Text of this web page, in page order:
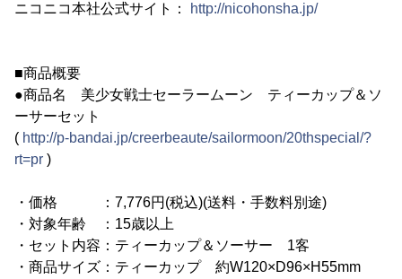
ニコニコ本社公式サイト：
http://nicohonsha.jp/
■商品概要
●商品名 美少女戦士セーラームーン ティーカップ＆ソ
ーサーセット
( http://p-bandai.jp/creerbeaute/sailormoon/20thspecial/?
rt=pr )
・価格 ：7,776円(税込)(送料・手数料別途)
・対象年齢 ：15歳以上
・セット内容：ティーカップ＆ソーサー 1客
・商品サイズ：ティーカップ 約W120×D96×H55mm